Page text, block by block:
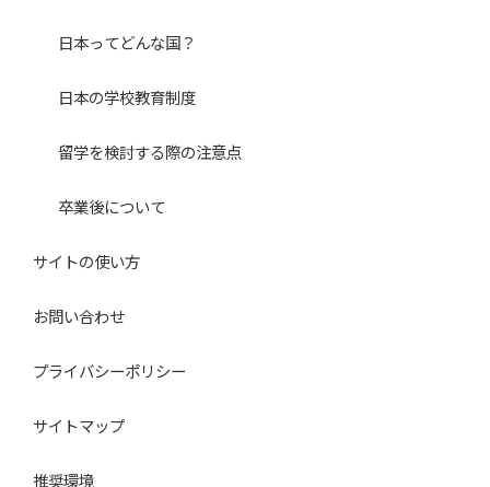
日本ってどんな国？
日本の学校教育制度
留学を検討する際の注意点
卒業後について
サイトの使い方
お問い合わせ
プライバシーポリシー
サイトマップ
推奨環境